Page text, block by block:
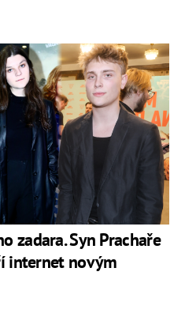
zadara. Syn Prachaře
internet novým